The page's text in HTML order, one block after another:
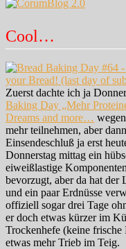
Cool…
Zuerst dachte ich ja
Baking Day „Mehr
Dreams and more…
mehr teilnehmen, aber
Einsendeschluß ja erst
Donnerstag mittag ein
eiweißlastige
bevorzugt, aber da hat der
und ein paar Erdnüsse
offiziell sogar drei Tage
er doch etwas kürzer im
Trockenhefe (keine
etwas mehr Trieb im Teig.